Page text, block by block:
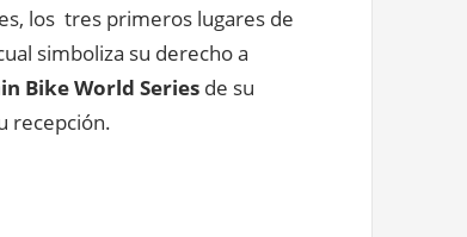
los tres primeros lugares de
simboliza su derecho a
Bike World Series de su
recepción.